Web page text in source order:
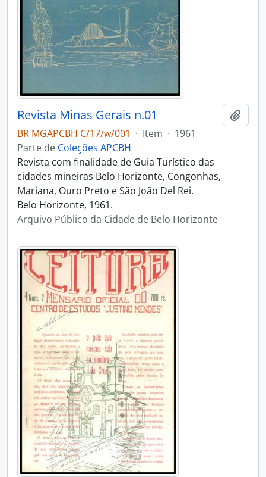
Revista Minas Gerais n.01
BR MGAPCBH C/17/w/001 · Item · 1961
Parte de Coleções APCBH
Revista com finalidade de Guia Turístico das
cidades mineiras Belo Horizonte, Congonhas,
Mariana, Ouro Preto e São João Del Rei.
Belo Horizonte, 1961.
Arquivo Público da Cidade de Belo Horizonte